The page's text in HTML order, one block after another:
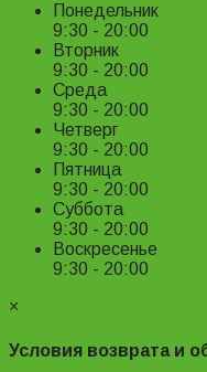
Понедельник
9:30 - 20:00
Вторник
9:30 - 20:00
Среда
9:30 - 20:00
Четверг
9:30 - 20:00
Пятница
9:30 - 20:00
Суббота
9:30 - 20:00
Воскресенье
9:30 - 20:00
×
Условия возврата и